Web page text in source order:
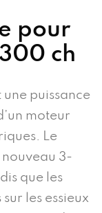
pour
ch
puissance
moteur
Le
nouveau 3-
que les
les essieux